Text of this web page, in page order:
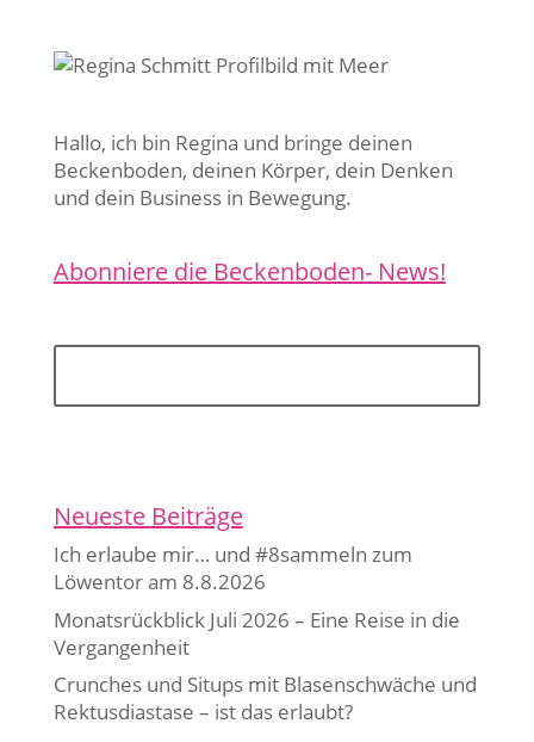
Hallo, ich bin Regina und bringe deinen
Beckenboden, deinen Körper, dein Denken
und dein Business in Bewegung.
Abonniere die Beckenboden- News!
Neueste Beiträge
Ich erlaube mir… und #8sammeln zum
Löwentor am 8.8.2026
Monatsrückblick Juli 2026 – Eine Reise in die
Vergangenheit
Crunches und Situps mit Blasenschwäche und
Rektusdiastase – ist das erlaubt?